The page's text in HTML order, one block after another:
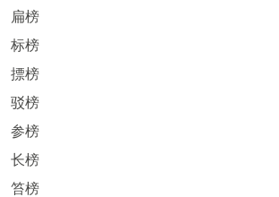
扁榜
标榜
摽榜
驳榜
参榜
长榜
笞榜